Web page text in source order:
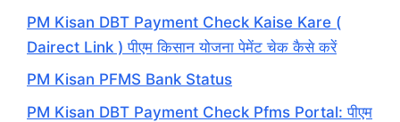
PM Kisan DBT Payment Check Kaise Kare (
Dairect Link ) पीएम किसान योजना पेमेंट चेक कैसे करें
PM Kisan PFMS Bank Status
PM Kisan DBT Payment Check Pfms Portal: पीएम